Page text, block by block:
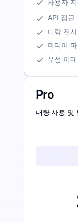
사용자
API 접근
대량 전사
미디어
우선 이
Pro
대량 사용 및